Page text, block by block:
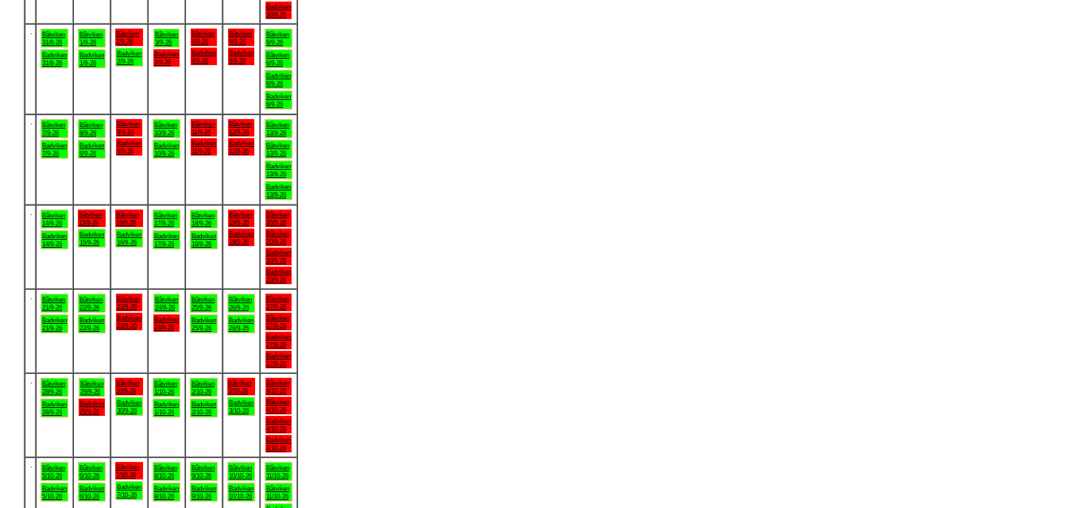
Badviken
30/8-26
Båtviken
31/8-26
Badviken
31/8-26
Båtviken
1/9-26
Badviken
1/9-26
Båtviken
2/9-26
Badviken
2/9-26
Båtviken
3/9-26
Badviken
3/9-26
Båtviken
4/9-26
Badviken
4/9-26
Båtviken
5/9-26
Badviken
5/9-26
Båtviken
6/9-26
Båtviken
6/9-26
Badviken
6/9-26
Badviken
6/9-26
Båtviken
7/9-26
Badviken
7/9-26
Båtviken
8/9-26
Badviken
8/9-26
Båtviken
9/9-26
Badviken
9/9-26
Båtviken
10/9-26
Badviken
10/9-26
Båtviken
11/9-26
Badviken
11/9-26
Båtviken
12/9-26
Badviken
12/9-26
Båtviken
13/9-26
Båtviken
13/9-26
Badviken
13/9-26
Badviken
13/9-26
Båtviken
14/9-26
Badviken
14/9-26
Båtviken
15/9-26
Badviken
15/9-26
Båtviken
16/9-26
Badviken
16/9-26
Båtviken
17/9-26
Badviken
17/9-26
Båtviken
18/9-26
Badviken
18/9-26
Båtviken
19/9-26
Badviken
19/9-26
Båtviken
20/9-26
Båtviken
20/9-26
Badviken
20/9-26
Badviken
20/9-26
Båtviken
21/9-26
Badviken
21/9-26
Båtviken
22/9-26
Badviken
22/9-26
Båtviken
23/9-26
Badviken
23/9-26
Båtviken
24/9-26
Badviken
24/9-26
Båtviken
25/9-26
Badviken
25/9-26
Båtviken
26/9-26
Badviken
26/9-26
Båtviken
27/9-26
Båtviken
27/9-26
Badviken
27/9-26
Badviken
27/9-26
Båtviken
28/9-26
Badviken
28/9-26
Båtviken
29/9-26
Badviken
29/9-26
Båtviken
30/9-26
Badviken
30/9-26
Båtviken
1/10-26
Badviken
1/10-26
Båtviken
2/10-26
Badviken
2/10-26
Båtviken
3/10-26
Badviken
3/10-26
Båtviken
4/10-26
Båtviken
4/10-26
Badviken
4/10-26
Badviken
4/10-26
Båtviken
5/10-26
Badviken
5/10-26
Båtviken
6/10-26
Badviken
6/10-26
Båtviken
7/10-26
Badviken
7/10-26
Båtviken
8/10-26
Badviken
8/10-26
Båtviken
9/10-26
Badviken
9/10-26
Båtviken
10/10-26
Badviken
10/10-26
Båtviken
11/10-26
Båtviken
11/10-26